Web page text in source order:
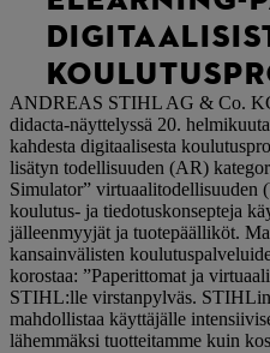
ANDREAS STIHL AG & Co.
didacta-näyttelyssä 20.
kahdesta digitaalisesta
lisätyn todellisuuden (AR)
Simulator” virtuaalitodellisuuden
koulutus- ja tiedotuskonsepteja
jälleenmyyjät ja tuotepäälliköt.
kansainvälisten
korostaa: ”Paperittomat ja
STIHL:lle virstanpylväs.
mahdollistaa käyttäjälle
lähemmäksi tuotteitamme kuin